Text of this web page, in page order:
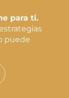
para ti.
puede